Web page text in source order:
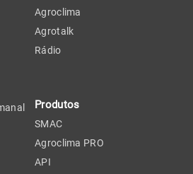
Agroclima
Agrotalk
Rádio
Produtos
SMAC
Agroclima PRO
API